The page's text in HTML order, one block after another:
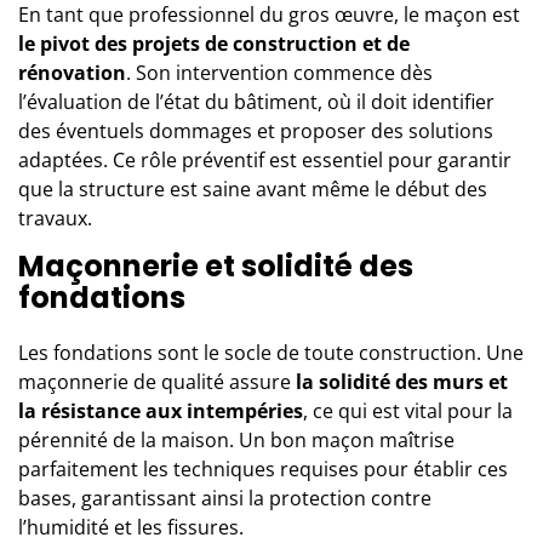
En tant que professionnel du gros œuvre, le maçon est
le pivot des projets de construction et de
rénovation. Son intervention commence dès
l’évaluation de l’état du bâtiment, où il doit identifier
des éventuels dommages et proposer des solutions
adaptées. Ce rôle préventif est essentiel pour garantir
que la structure est saine avant même le début des
travaux.
Maçonnerie et solidité des
fondations
Les fondations sont le socle de toute construction. Une
maçonnerie de qualité assure la solidité des murs et
la résistance aux intempéries, ce qui est vital pour la
pérennité de la maison. Un bon maçon maîtrise
parfaitement les techniques requises pour établir ces
bases, garantissant ainsi la protection contre
l’humidité et les fissures.